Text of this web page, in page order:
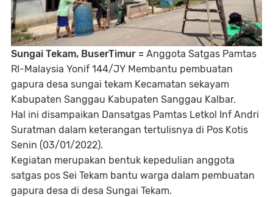
Sungai Tekam, BuserTimur = Anggota Satgas Pamtas
RI-Malaysia Yonif 144/JY Membantu pembuatan
gapura desa sungai tekam Kecamatan sekayam
Kabupaten Sanggau Kabupaten Sanggau Kalbar.
Hal ini disampaikan Dansatgas Pamtas Letkol Inf Andri
Suratman dalam keterangan tertulisnya di Pos Kotis
Senin (03/01/2022).
Kegiatan merupakan bentuk kepedulian anggota
satgas pos Sei Tekam bantu warga dalam pembuatan
gapura desa di desa Sungai Tekam.